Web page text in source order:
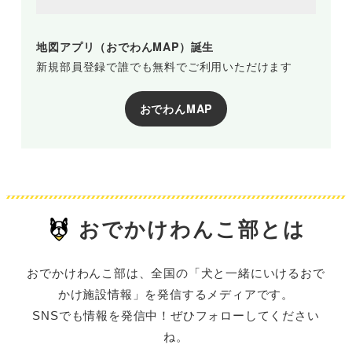
地図アプリ（おでわんMAP）誕生
新規部員登録で誰でも無料でご利用いただけます
おでわんMAP
おでかけわんこ部とは
おでかけわんこ部は、全国の「犬と一緒にいけるおで
かけ施設情報」を発信するメディアです。
SNSでも情報を発信中！ぜひフォローしてください
ね。